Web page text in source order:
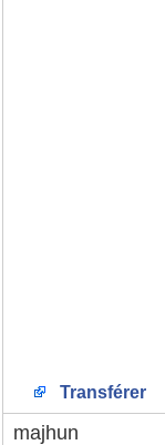
Transférer
majhun